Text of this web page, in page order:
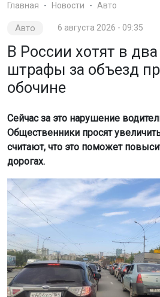
Главная Новости Авто
Авто 6 августа 2026 - 09:35
В России хотят в
штрафы за объезд
обочине
Сейчас за это нарушение
Общественники просят
считают, что это поможет
дорогах.